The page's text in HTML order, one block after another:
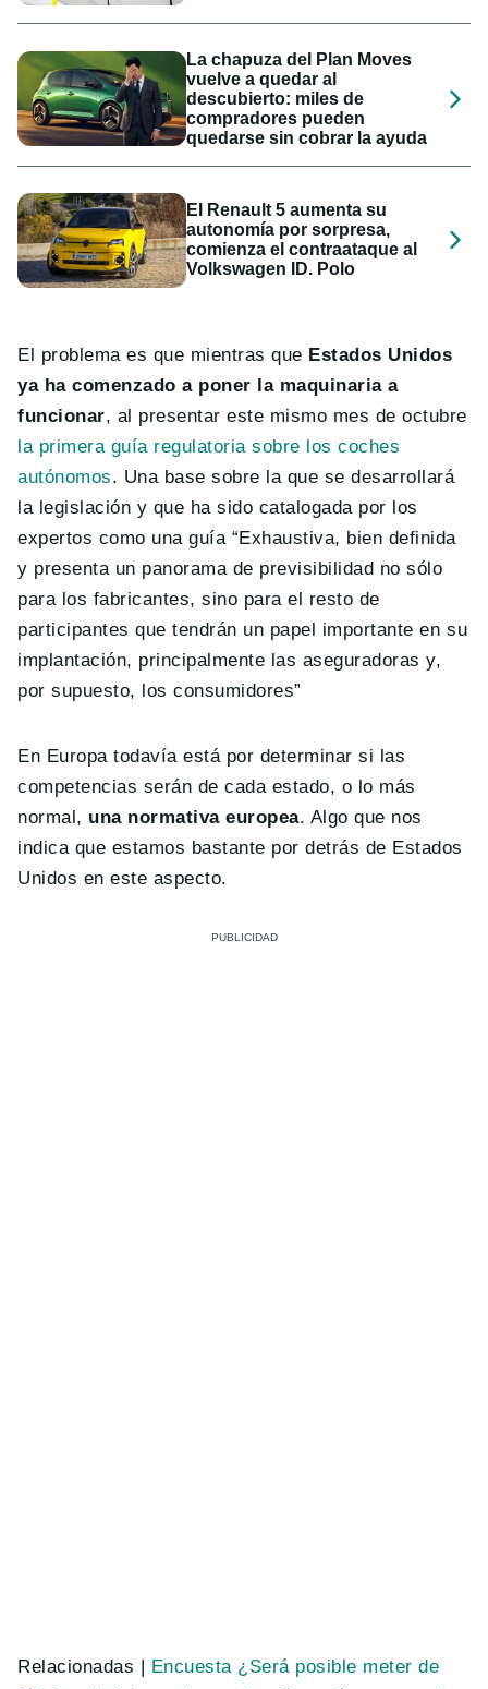
La chapuza del Plan Moves
vuelve a quedar al
descubierto: miles de
compradores pueden
quedarse sin cobrar la ayuda
El Renault 5 aumenta su
autonomía por sorpresa,
comienza el contraataque al
Volkswagen ID. Polo
El problema es que mientras que Estados Unidos
ya ha comenzado a poner la maquinaria a
funcionar, al presentar este mismo mes de octubre
la primera guía regulatoria sobre los coches
autónomos. Una base sobre la que se desarrollará
la legislación y que ha sido catalogada por los
expertos como una guía “Exhaustiva, bien definida
y presenta un panorama de previsibilidad no sólo
para los fabricantes, sino para el resto de
participantes que tendrán un papel importante en su
implantación, principalmente las aseguradoras y,
por supuesto, los consumidores”
En Europa todavía está por determinar si las
competencias serán de cada estado, o lo más
normal, una normativa europea. Algo que nos
indica que estamos bastante por detrás de Estados
Unidos en este aspecto.
Relacionadas | Encuesta ¿Será posible meter de